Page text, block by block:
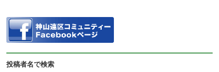
投稿者名で検索